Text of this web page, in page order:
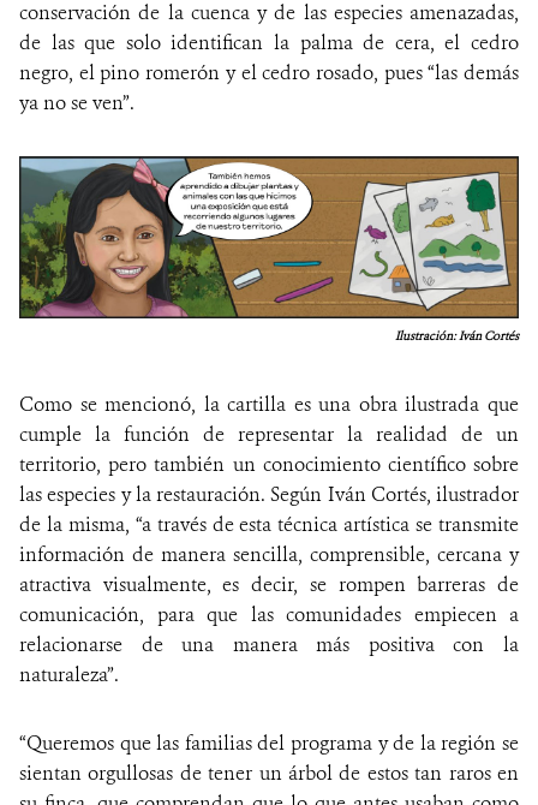
conservación de la cuenca y de las especies amenazadas,
de las que solo identifican la palma de cera, el cedro
negro, el pino romerón y el cedro rosado, pues “las demás
ya no se ven”.
Ilustración: Iván Cortés
Como se mencionó, la cartilla es una obra ilustrada que
cumple la función de representar la realidad de un
territorio, pero también un conocimiento científico sobre
las especies y la restauración. Según Iván Cortés, ilustrador
de la misma, “a través de esta técnica artística se transmite
información de manera sencilla, comprensible, cercana y
atractiva visualmente, es decir, se rompen barreras de
comunicación, para que las comunidades empiecen a
relacionarse de una manera más positiva con la
naturaleza”.
“Queremos que las familias del programa y de la región se
sientan orgullosas de tener un árbol de estos tan raros en